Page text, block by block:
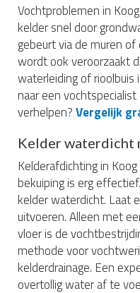
Vochtproblemen in
kelder snel door
gebeurt via de muren
wordt ook veroorzaakt
waterleiding of rioolbuis
naar een
verhelpen?Vergelijk
Kelder waterdicht
Kelderafdichting in
bekuiping is erg
kelder waterdicht. Laat
uitvoeren. Alleen met
vloer is de
methode voor
kelderdrainage. Een
overtollig water af te